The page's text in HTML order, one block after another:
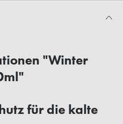
"Winter
für die kalte